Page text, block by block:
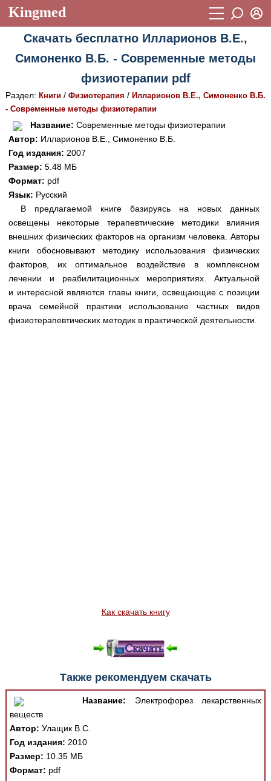
Kingmed
Учебный материал
Видеогалерея 899
Истории болезней 1268
Лекции и презентации 2474
Аккредитационные тесты
Методические рекомендации
Научно-популярное
Статьи
Новости (244)
Медицинская стандартизация
Нормативы экстренной и неотложной помощи
Нормы лабораторных и инструментальных
Восстановить пароль
Регистрация
Скачать бесплатно Илларионов В.Е.,
Симоненко В.Б. - Современные методы
физиотерапии pdf
Раздел: Книги/ Физиотерапия / Илларионов В.Е., Симоненко В.Б.
- Современные методы физиотерапии
Название: Современные методы физиотерапии
Автор: Илларионов В.Е., Симоненко В.Б.
Год издания: 2007
Размер: 5.48 МБ
Формат: pdf
Язык: Русский
В предлагаемой книге базируясь на новых данных
освещены некоторые терапевтические методики влияния
внешних физических факторов на организм человека. Авторы
книги обосновывают методику использования физических
факторов, их оптимальное воздействие в комплексном
лечении и реабилитационных мероприятиях. Актуальной
и интересной являются главы книги, освещающие с позиции
врача семейной практики использование частных видов
физиотерапевтических методик в практической деятельности.
Как скачать книгу
Также рекомендуем скачать
Название: Электрофорез лекарственных
веществ
Автор: Улащик В.С.
Год издания: 2010
Размер: 10.35 МБ
Формат: pdf